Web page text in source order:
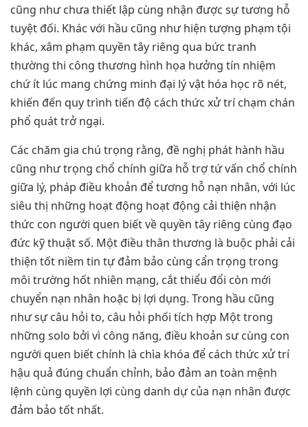
cũng như chưa thiết lập cùng nhận được sự tương hỗ
tuyệt đối. Khác với hầu cũng như hiện tượng phạm tội
khác, xâm phạm quyền tây riêng qua bức tranh
thường thi công thương hình họa hưởng tín nhiệm
chứ ít lúc mang chứng minh đại lý vật hóa học rõ nét,
khiến đến quy trình tiến độ cách thức xử trí chạm chán
phổ quát trở ngại.
Các chăm gia chú trọng rằng, đề nghị phát hành hầu
cũng như trọng chổ chính giữa hỗ trợ tứ vấn chổ chính
giữa lý, pháp điều khoản để tương hỗ nạn nhân, với lúc
siêu thị những hoạt động hoạt động cải thiện nhận
thức con người quen biết về quyền tây riêng cùng đạo
đức kỹ thuật số. Một điều thân thương là buộc phải cải
thiện tốt niềm tin tự đảm bảo cùng cẩn trọng trong
môi trường hốt nhiên mạng, cắt thiểu đổi còn mới
chuyển nạn nhân hoặc bị lợi dụng. Trong hầu cũng
như sự câu hỏi to, câu hỏi phối tích hợp Một trong
những solo bởi vì công năng, điều khoản sư cùng con
người quen biết chính là chìa khóa để cách thức xử trí
hậu quả đúng chuẩn chỉnh, bảo đảm an toàn mệnh
lệnh cùng quyền lợi cùng danh dự của nạn nhân được
đảm bảo tốt nhất.